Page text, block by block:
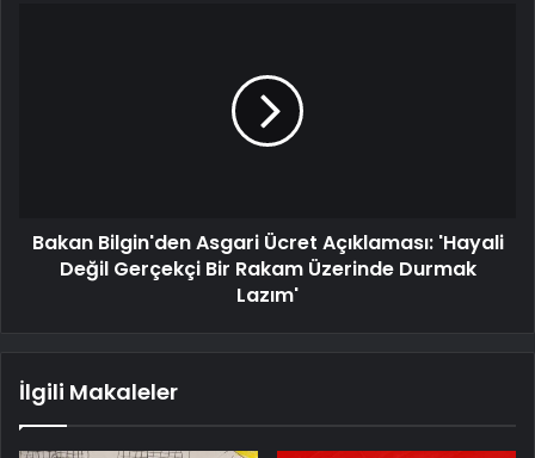
Bakan Bilgin'den Asgari Ücret Açıklaması: 'Hayali
Değil Gerçekçi Bir Rakam Üzerinde Durmak
Lazım'
İlgili Makaleler